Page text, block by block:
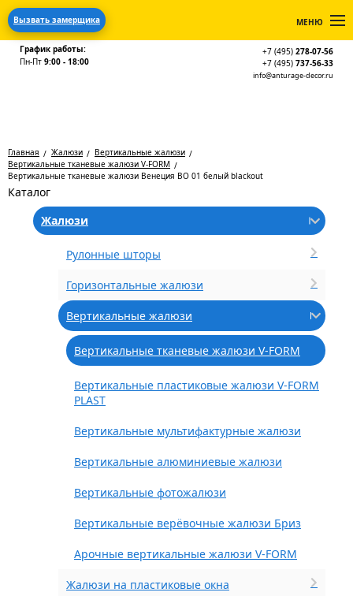
Вызвать замерщика МЕНЮ
График работы:
Пн-Пт 9:00 - 18:00
+7 (495) 278-07-56
+7 (495) 737-56-33
info@anturage-decor.ru
Главная Жалюзи
Вертикальные жалюзи
Вертикальные тканевые жалюзи V-FORM
Вертикальные тканевые жалюзи Венеция ВО 01 белый blackout
Каталог
Жалюзи
Рулонные шторы
Горизонтальные жалюзи
Вертикальные жалюзи
Вертикальные тканевые жалюзи V-FORM
Вертикальные пластиковые жалюзи V-FORM
PLAST
Вертикальные мультифактурные жалюзи
Вертикальные алюминиевые жалюзи
Вертикальные фотожалюзи
Вертикальные верёвочные жалюзи Бриз
Арочные вертикальные жалюзи V-FORM
Жалюзи на пластиковые окна